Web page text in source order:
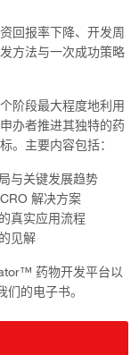
回报率下降、开发周
方法与一次成功策略
阶段最大程度地利用
办者推进其独特的药
。主要内容包括：
与关键发展趋势
解决方案
真实应用流程
见解
药物开发平台以
的电子书。